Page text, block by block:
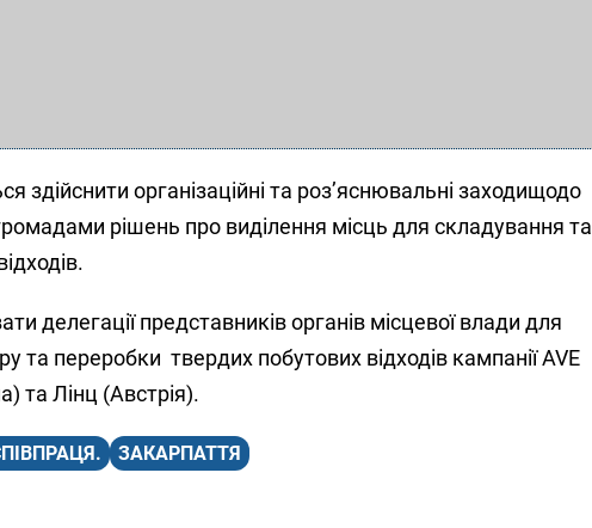
здійснити організаційні та роз’яснювальні заходищодо
рішень про виділення місць для складування та
делегації представників органів місцевої влади для
та переробки твердих побутових відходів кампанії AVE
та Лінц (Австрія).
ЗАКАРПАТТЯ